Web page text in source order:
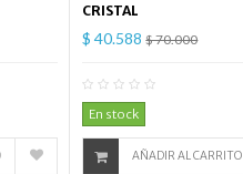
CRISTAL
$ 40.588$ 70.000
En stock
AÑADIR AL CARRITO